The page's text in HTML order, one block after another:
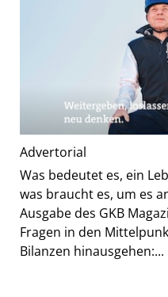
Advertorial
Was bedeutet es, ein
was braucht es, um es
Ausgabe des GKB
Fragen in den
Bilanzen hinausgehen:...